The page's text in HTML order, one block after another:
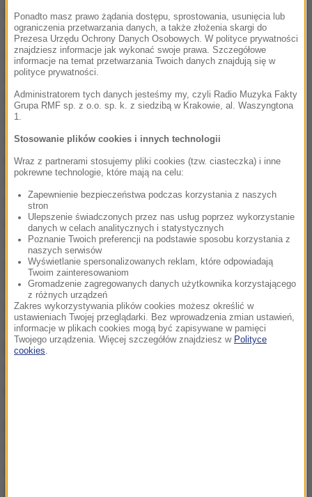
Kształt systemu kontroli kont bankowych przez
fiskusa został opisany w najnowszej (trzeciej)
wersji projektu ustawy o przeciwdziałaniu
wykorzystywania sektora finansowego do wyłudzeń
skarbowych. Banki oraz SKOK-i będą przesyłać do
izby rozliczeniowej oraz do szefa KAS za pomocą
systemu teleinformatycznego (STIR) wszelkie
informacje o rachunkach i przelewach między
firmami oraz między firmami a konsumentami. Izba
rozliczeniowa dokona "wstępnej" analizy
uzyskanych danych i opracuje tzw. wskaźniki ryzyka
wykorzystywania danego konta do oszustw
skarbowych. Wskaźniki te prześle do MF. Posiłkując
się nimi, kontrolerzy fiskusa przeprowadzą tzw.
analizy ryzyka na podstawie danych ze STIR.
Wszystko po to, żeby blokować "niebezpieczne"
konta bankowe i w ten sposób uniemożliwiać
Ponadto masz prawo żądania dostępu, sprostowania, usunięcia lub
ograniczenia przetwarzania danych, a także złożenia skargi do
Prezesa Urzędu Ochrony Danych Osobowych. W polityce prywatności
znajdziesz informacje jak wykonać swoje prawa. Szczegółowe
informacje na temat przetwarzania Twoich danych znajdują się w
polityce prywatności.
Administratorem tych danych jesteśmy my, czyli Radio Muzyka Fakty
Grupa RMF sp. z o.o. sp. k. z siedzibą w Krakowie, al. Waszyngtona
1.
Stosowanie plików cookies i innych technologii
Wraz z partnerami stosujemy pliki cookies (tzw. ciasteczka) i inne
pokrewne technologie, które mają na celu:
Zapewnienie bezpieczeństwa podczas korzystania z naszych
stron
Ulepszenie świadczonych przez nas usług poprzez wykorzystanie
danych w celach analitycznych i statystycznych
Poznanie Twoich preferencji na podstawie sposobu korzystania z
naszych serwisów
Wyświetlanie spersonalizowanych reklam, które odpowiadają
Twoim zainteresowaniom
Gromadzenie zagregowanych danych użytkownika korzystającego
z różnych urządzeń
Zakres wykorzystywania plików cookies możesz określić w
ustawieniach Twojej przeglądarki. Bez wprowadzenia zmian ustawień,
informacje w plikach cookies mogą być zapisywane w pamięci
Twojego urządzenia. Więcej szczegółów znajdziesz w Polityce
cookies